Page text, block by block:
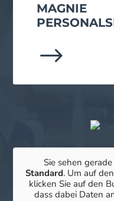
MAGNIE
$
Sie sehen
Standard. Um auf
klicken Sie auf den
dass dabei Daten